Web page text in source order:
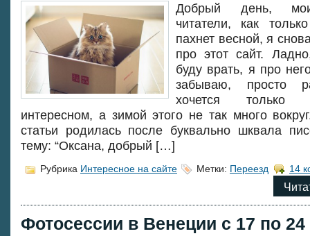
Добрый день,
читатели, как
пахнет весной, я
про этот сайт.
буду врать, я про
забываю, просто
хочется
интересном, а зимой этого не так много
статьи родилась после буквально шквала
тему: “Оксана, добрый […]
Рубрика Интересное на сайте Метки: Переезд 14
Фотосессии в Венеции с 17 по